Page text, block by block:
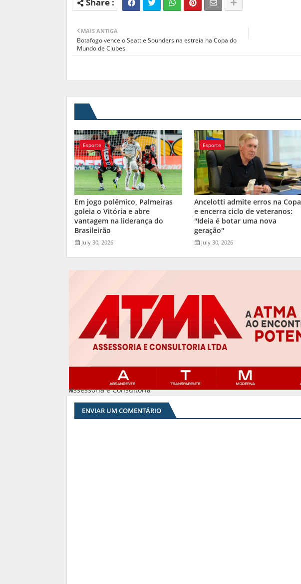
MAIS ANTIGA
Botafogo vence o Seattle Sounders na estreia na Copa do
Mundo de Clubes
Esporte
Em jogo polêmico, Palmeiras
goleia o Vitória e abre
vantagem na liderança do
Brasileirão
July 30, 2026
Esporte
Ancelotti admite erros na Copa
e encerra ciclo de veteranos:
"Ideia é botar uma nova
geração"
July 30, 2026
Assessoria e Consultoria
#
ENVIAR UM COMENTÁRIO